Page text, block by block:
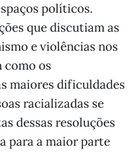
políticos.
que discutiam as
e violências nos
como os
maiores dificuldades
racializadas se
dessas resoluções
para a maior parte